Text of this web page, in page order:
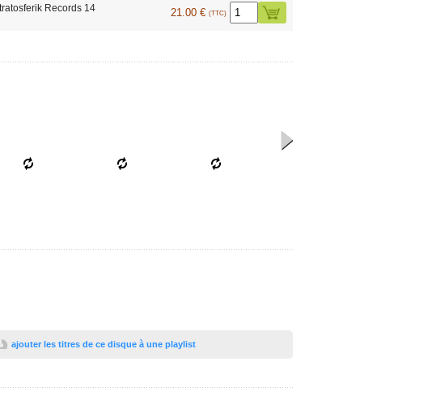
Records 14 21.00 € (TTC)
ajouter les titres de ce disque à une playlist